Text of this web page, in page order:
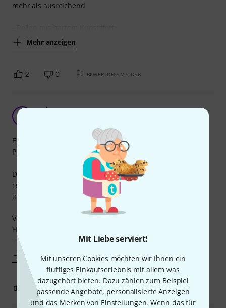
Mit Liebe serviert!
Mit unseren Cookies möchten wir Ihnen ein
fluffiges Einkaufserlebnis mit allem was
dazugehört bieten. Dazu zählen zum Beispiel
passende Angebote, personalisierte Anzeigen
und das Merken von Einstellungen. Wenn das für
mehr als ausreichend
Mehr anzeigen
2 0 BEWERTUNG MELDEN
geht so!
Ein einigermaßen brauchbarer Trolley. Definitiv genug
Platz.
Das Obermaterial ist allerdings nicht besonders stabil und
reibt sich schnell auf oder reißt ein, wenn man mal
irgendwo hängen bleibt. Soll ja vorkommen.
Vor allem aber der ohrenbetäubende Lärm, den die
Hartplastikrollen auf nahezu jedem Untergrund
verursachen sorgt dafür, dass ich das
Mehr anzeigen
0 BEWERTUNG MELDEN